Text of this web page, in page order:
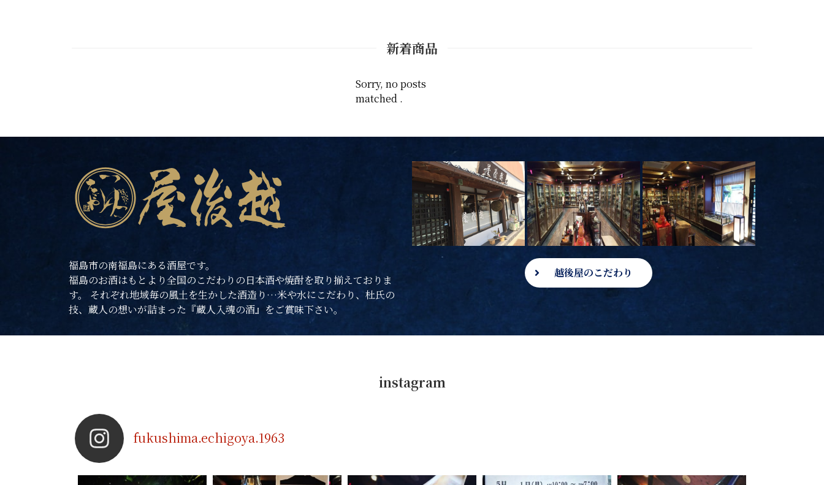
新着商品
Sorry, no posts
matched .
福島市の南福島にある酒屋です。
福島のお酒はもとより全国のこだわりの日本酒や焼酎を取り揃えておりま
す。 それぞれ地域毎の風土を生かした酒造り…米や水にこだわり、杜氏の
技、蔵人の想いが詰まった『蔵人入魂の酒』をご賞味下さい。
越後屋のこだわり
instagram
fukushima.echigoya.1963